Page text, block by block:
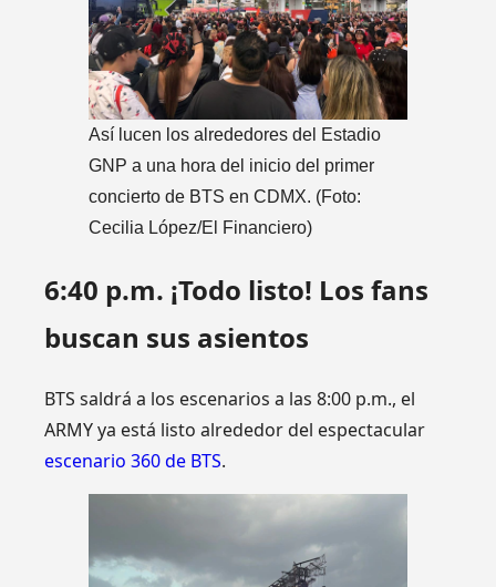
Así lucen los alrededores del Estadio
GNP a una hora del inicio del primer
concierto de BTS en CDMX. (Foto:
Cecilia López/El Financiero)
6:40 p.m. ¡Todo listo! Los fans
buscan sus asientos
BTS saldrá a los escenarios a las 8:00 p.m., el
ARMY ya está listo alrededor del espectacular
escenario 360 de BTS.